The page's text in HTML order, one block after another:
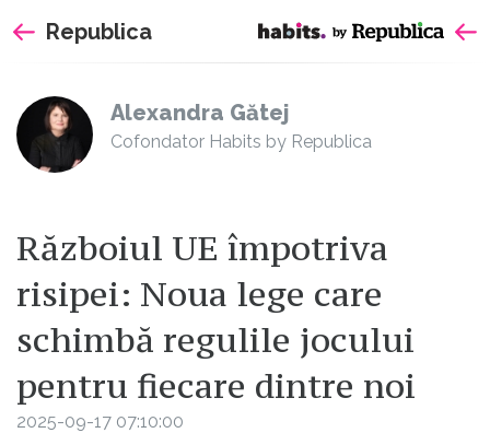
Republica
Alexandra Gătej
Cofondator Habits by Republica
Războiul UE împotriva
risipei: Noua lege care
schimbă regulile jocului
pentru fiecare dintre noi
2025-09-17 07:10:00